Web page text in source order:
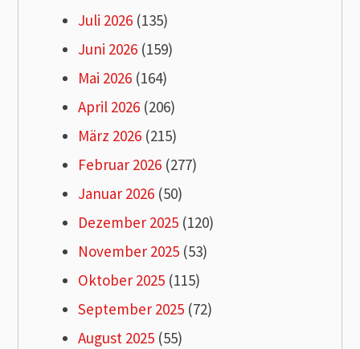
Juli 2026 (135)
Juni 2026 (159)
Mai 2026 (164)
April 2026 (206)
März 2026 (215)
Februar 2026 (277)
Januar 2026 (50)
Dezember 2025 (120)
November 2025 (53)
Oktober 2025 (115)
September 2025 (72)
August 2025 (55)